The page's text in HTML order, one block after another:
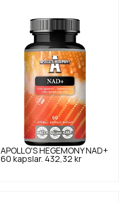
APOLLO'S HEGEMONY NAD+
60 kapslar. 432,32 kr